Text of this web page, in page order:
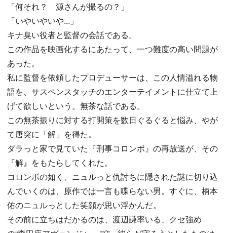
「何それ？ 源さんが撮るの？」
「いやいやいや...」
キナ臭い役者と監督の会話である。
この作品を映画化するにあたって、一つ難度の高い問題が
あった。
私に監督を依頼したプロデューサーは、この人情溢れる物
語を、サスペンスタッチのエンターテイメントに仕立て上
げて欲しいという。無茶な話である。
この無茶振りに対する打開策を数日ぐるぐると悩み、やが
て唐突に「解」を得た。
ダラっと家で見ていた『刑事コロンボ』の再放送が、その
『解』をもたらしてくれた。
コロンボの如く、ニュルっと仇討ちに隠された謎に切り込
んでいくのは、原作では一言も喋らない男。すぐに、柄本
佑のニュルっとした笑顔が思い浮かんだ。
その前に立ちはだかるのは、渡辺謙率いる、クセ強め